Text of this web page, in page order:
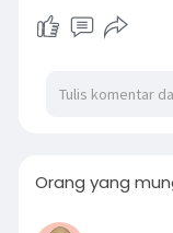
Orang yang